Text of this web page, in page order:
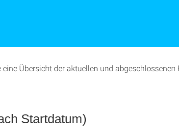
Übersicht der aktuellen und abgeschlossenen
Startdatum)